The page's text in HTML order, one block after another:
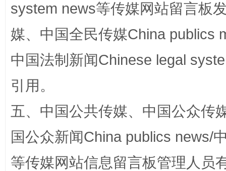
国家大学科技园优化重塑工作
扯下公款旅游的“隐身衣” 如何以
system news等传媒网站留言板
媒、中国全民传媒China publics
中国法制新闻Chinese legal
引用。
五、中国公共传媒、中国公众传
国公众新闻China publics news/
等传媒网站信息留言板管理人员